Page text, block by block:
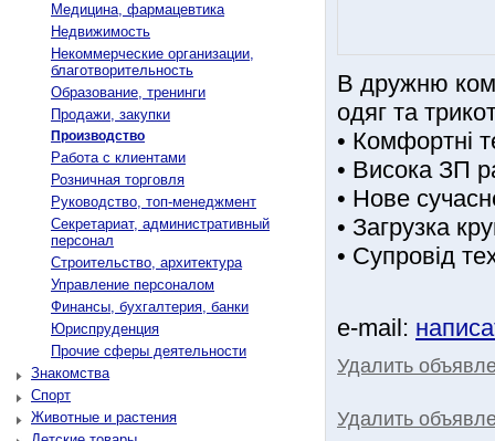
Медицина, фармацевтика
Недвижимость
Некоммерческие организации,
благотворительность
Образование, тренинги
Продажи, закупки
Производство
Работа с клиентами
Розничная торговля
Руководство, топ-менеджмент
Секретариат, административный
персонал
Строительство, архитектура
Управление персоналом
Финансы, бухгалтерия, банки
Юриспруденция
Прочие сферы деятельности
Знакомства
Спорт
Животные и растения
В дружню
одяг та
• Комфортні
• Висока ЗП
• Нове
• Загрузка
• Супровід
e-mail:
Удалить
Удалить